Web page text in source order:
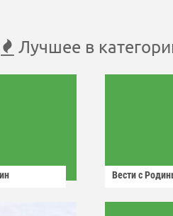
Лучшее в
Вести с